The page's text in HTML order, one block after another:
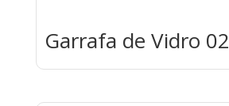
Garrafa de Vidro 02